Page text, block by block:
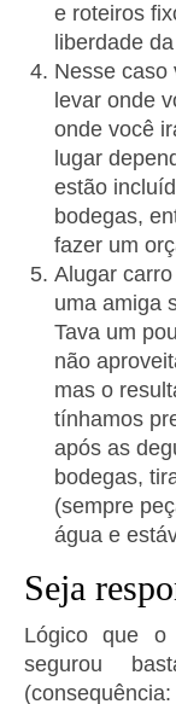
e roteiros
liberdade
Nesse caso
levar onde
onde você
lugar
estão
bodegas,
fazer um
Alugar
uma amiga
Tava um
não
mas o
tínhamos
após as
bodegas,
(sempre
água e
Seja
Lógico que
segurou